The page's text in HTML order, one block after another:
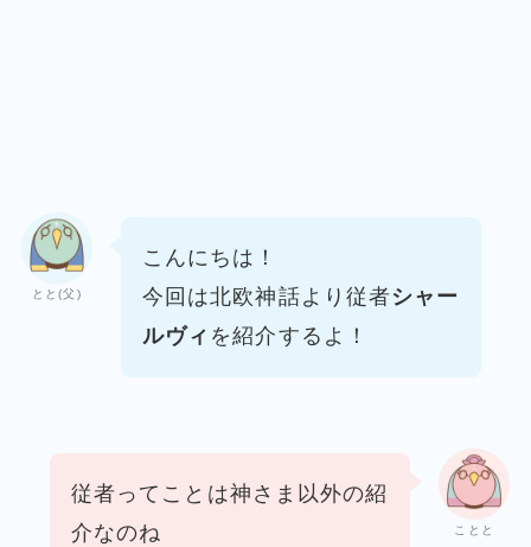
とと(父)
こんにちは！
今回は北欧神話より従者シャー
ルヴィ を紹介するよ！
ことと
従者ってことは神さま以外の紹
介なのね